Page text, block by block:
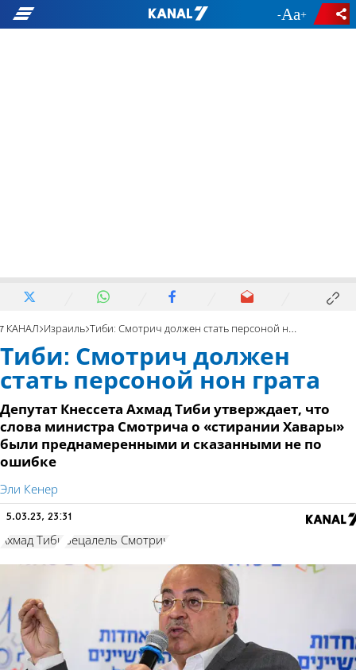
- +
7 КАНАЛ Израиль Тиби: Смотрич должен стать персоной нон грата
Тиби: Смотрич должен
стать персоной нон грата
Депутат Кнессета Ахмад Тиби утверждает, что
слова министра Смотрича о «стирании Хавары»
были преднамеренными и сказанными не по
ошибке
Эли Кенер
5.03.23, 23:31
Ахмад Тиби Бецалель Смотрич